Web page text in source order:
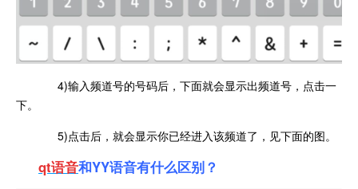
4)输入频道号的号码后，下面就会显示出频道号，点击一
下。
5)点击后，就会显示你已经进入该频道了，见下面的图。
qt语音和YY语音有什么区别？